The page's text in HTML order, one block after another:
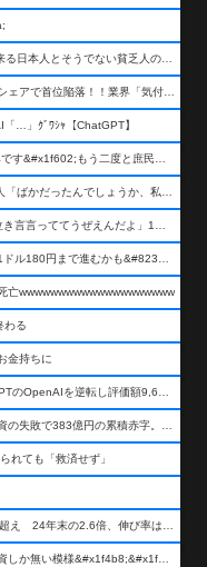
【高市格差】キオクシア株を買う400万円を用意出来る日本人とそうでない貧乏人の差が超広まるって事よ
【悲報】ファナック、長年守り抜いた産業ロボットシェアで首位陥落！！業界「気付いたら一気に抜かれていた…」
…」ｸﾞﾜｼｬ【ChatGPT】
2025年までに家買ってない奴、ハッキリ言って積みです&#x1f602;もう二度と庶民が買える値段になりません&#x1f602;&#x1f602;&#x1f602;
【高市悲報】みんなで大家さんに400万円出資した人「ばかだったんでしょうか、私は&#x1f622;」
Z世代「就職氷河期？努力不足の中年がいつまでも泣き言言っててうぜえんだよ」1万いいね
楽天三木谷「高市バラマキで悪性インフレ加速」「1ドル180円まで進むかも&#8230;もう看過できない」
亡wwwwwwwwwwwwwwwwwwww
わる
金持ちに
【ソフトバンクG悲報】ClaudeのAnthropic, ChatGPTのOpenAIを逆転し評価額9,650億ドル (約154兆円) の世界一価値あるAI企業に……
安倍晋三の「クールジャパン機構」が存続危機。投資の失敗で383億円の累積赤字。2025年度決算も大赤字の可能性。責任の所在はウヤムヤ
れても「救済せず」
謎の巨大謎組織、『丸紅』。時価総額が初の10兆円超え 24年末の2.6倍、伸び率は謎組織首位
【高市早苗】物価高の昨今、唯一の解決法は株式投資しか無い模様&#x1f4b8;&#x1f4b8;&#x1f4b8;